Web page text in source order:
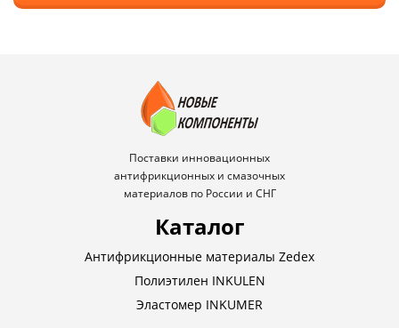
Поставки инновационных
антифрикционных и смазочных
материалов по России и СНГ
Каталог
Антифрикционные материалы Zedex
Полиэтилен INKULEN
Эластомер INKUMER